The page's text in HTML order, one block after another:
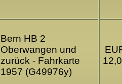
Bern HB 2
Oberwangen und
zurück - Fahrkarte
1957 (G49976y)